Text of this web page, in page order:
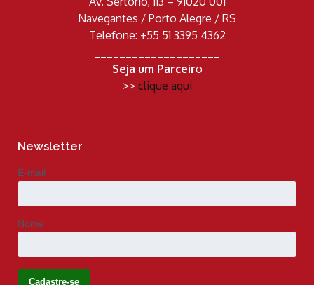
Navegantes / Porto Alegre / RS
Telefone: +55 51 3395 4362
Seja um Parceiro
>> clique aqui
Newsletter
E-mail
Nome